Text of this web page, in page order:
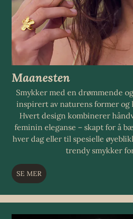
Maanesten
Smykker med en drømmende
inspirert av naturens former og
Hvert design kombinerer
feminin eleganse – skapt for å
hver dag eller til spesielle
trendy smykker
SE MER